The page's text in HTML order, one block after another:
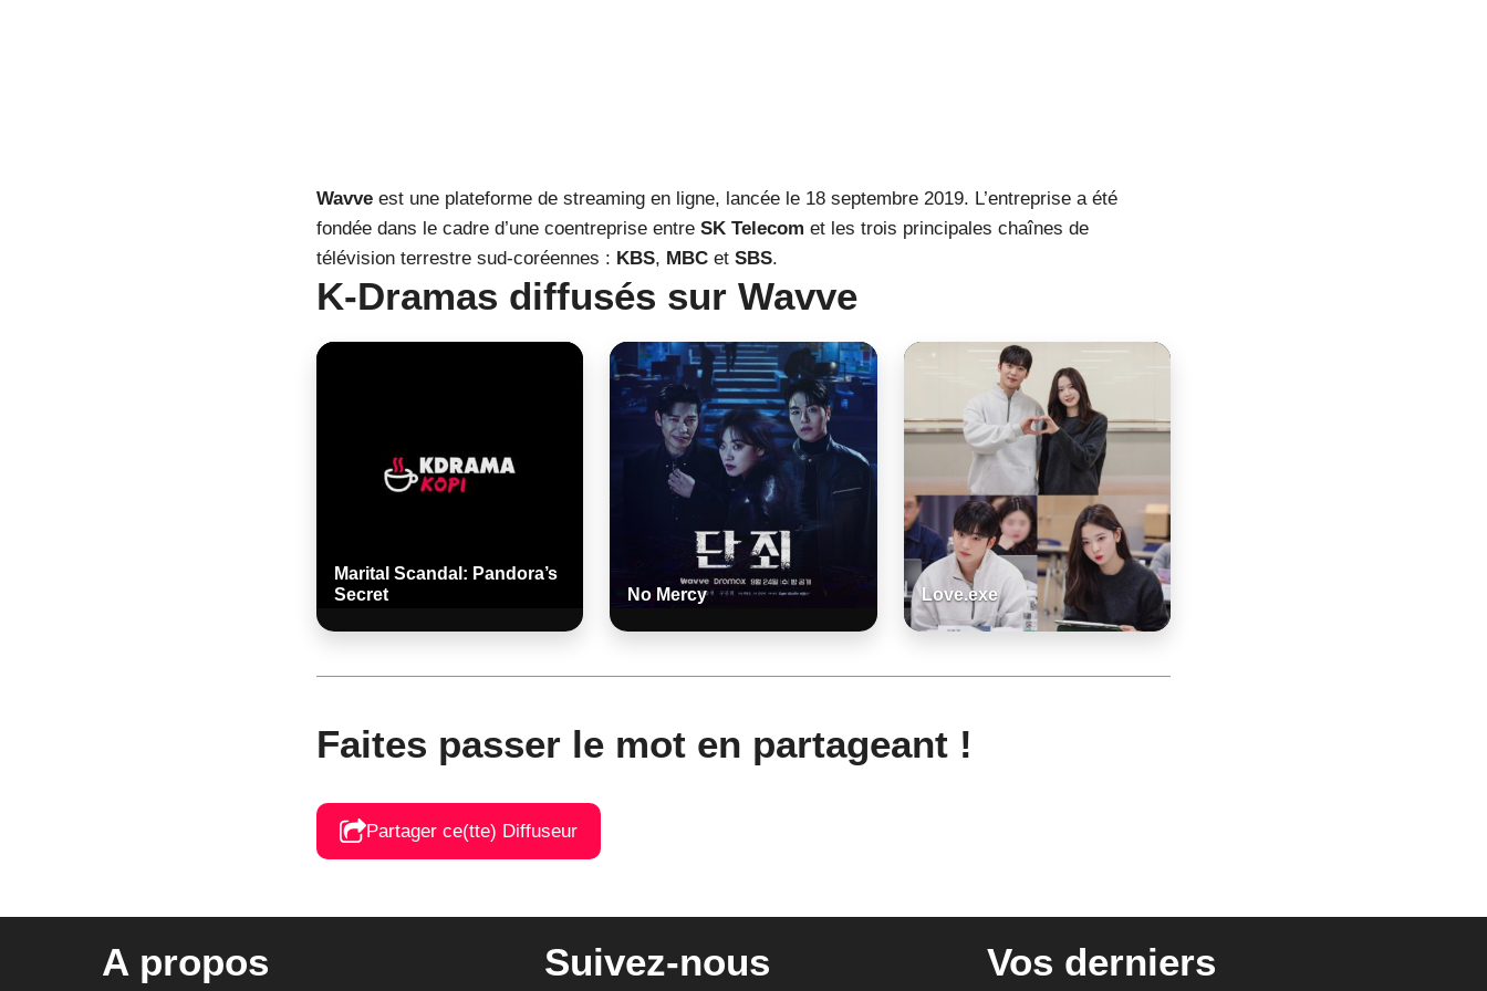
Wavve est une plateforme de streaming en ligne, lancée le 18 septembre 2019. L’entreprise a été
fondée dans le cadre d’une coentreprise entre SK Telecom et les trois principales chaînes de
télévision terrestre sud-coréennes : KBS, MBC et SBS.
K-Dramas diffusés sur Wavve
Marital Scandal: Pandora’s
Secret
No Mercy Love.exe
Faites passer le mot en partageant !
Partager ce(tte) Diffuseur
A propos Suivez-nous
Vos derniers